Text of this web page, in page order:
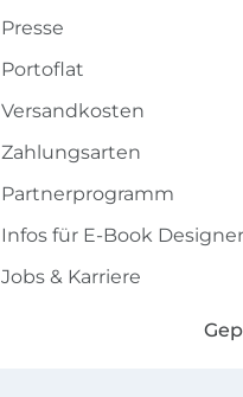
Presse
Portoflat
Versandkosten
Zahlungsarten
Partnerprogramm
Infos für E-Book Designer
Jobs & Karriere